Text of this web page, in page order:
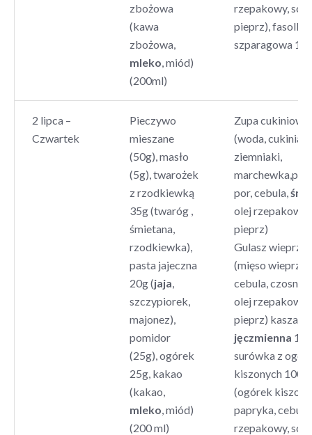
zbożowa
(kawa
zbożowa,
mleko, miód)
(200ml)
rzepakowy, sól,
pieprz), fasolka
szparagowa
2 lipca –
Czwartek
Pieczywo
mieszane
(50g), masło
(5g), twarożek
z rzodkiewką
35g (twaróg ,
śmietana,
rzodkiewka),
pasta jajeczna
20g (jaja,
szczypiorek,
majonez),
pomidor
(25g), ogórek
25g, kakao
(kakao,
mleko, miód)
(200 ml)
Zupa cukiniowa
(woda, cukinia,
ziemniaki,
por, cebula,
olej rzepakowy,
pieprz)
Gulasz
(mięso
cebula,
olej rzepakowy,
pieprz) kasza
jęczmienna
surówka z
kiszonych 100 g
(ogórek kiszony,
papryka,
rzepakowy, sól,